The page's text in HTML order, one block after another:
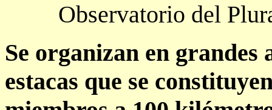
Observatorio del
Se organizan en grandes
estacas que se